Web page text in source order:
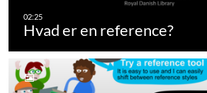
Hvad er en reference?